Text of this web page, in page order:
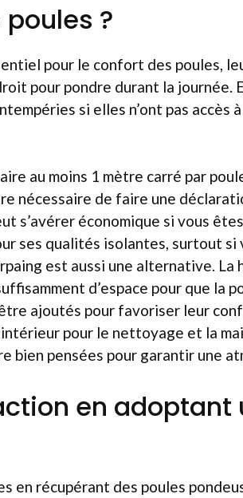
?
pour le confort des poules,
pour pondre durant la journée.
si elles n’ont pas accès
au moins 1 mètre carré par
nécessaire de faire une
s’avérer économique si vous
ses qualités isolantes, surtout si
est aussi une alternative. La
d’espace pour que la
ajoutés pour favoriser leur
pour le nettoyage et la
pensées pour garantir une
en adoptant
en récupérant des poules